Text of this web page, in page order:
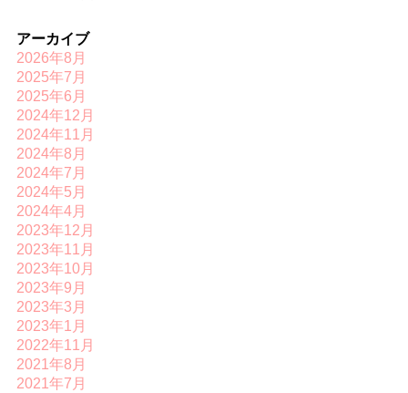
アーカイブ
2026年8月
2025年7月
2025年6月
2024年12月
2024年11月
2024年8月
2024年7月
2024年5月
2024年4月
2023年12月
2023年11月
2023年10月
2023年9月
2023年3月
2023年1月
2022年11月
2021年8月
2021年7月